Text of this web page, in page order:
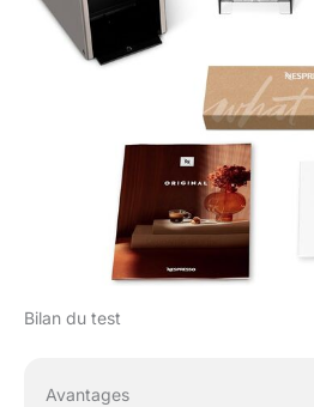
Bilan du test
Avantages